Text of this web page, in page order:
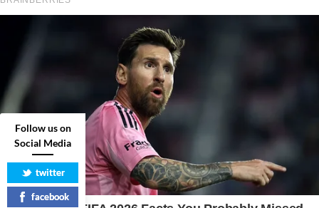
Follow us on
Social Media
twitter
facebook